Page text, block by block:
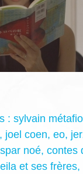
: sylvain
, joel coen, eo,
noé, contes
et ses frères,